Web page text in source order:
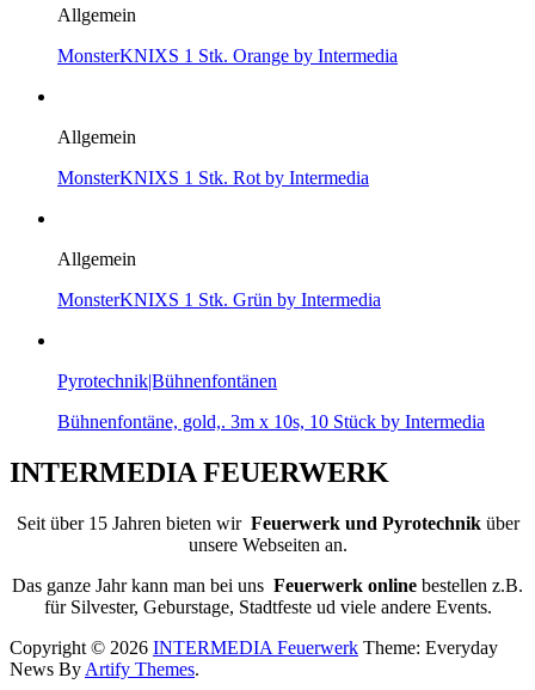
Allgemein
MonsterKNIXS 1 Stk. Orange by Intermedia
Allgemein
MonsterKNIXS 1 Stk. Rot by Intermedia
Allgemein
MonsterKNIXS 1 Stk. Grün by Intermedia
Pyrotechnik|Bühnenfontänen
Bühnenfontäne, gold,. 3m x 10s, 10 Stück by Intermedia
INTERMEDIA FEUERWERK
Seit über 15 Jahren bieten wir Feuerwerk und Pyrotechnik über
unsere Webseiten an.
Das ganze Jahr kann man bei uns Feuerwerk online bestellen z.B.
für Silvester, Geburstage, Stadtfeste ud viele andere Events.
Copyright © 2026 INTERMEDIA Feuerwerk Theme: Everyday
News By Artify Themes.